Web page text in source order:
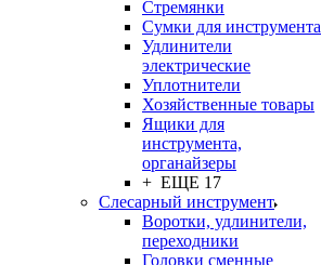
Стремянки
Сумки для инструмента
Удлинители
электрические
Уплотнители
Хозяйственные товары
Ящики для
инструмента,
органайзеры
+ ЕЩЕ 17
Слесарный инструмент
Воротки, удлинители,
переходники
Головки сменные